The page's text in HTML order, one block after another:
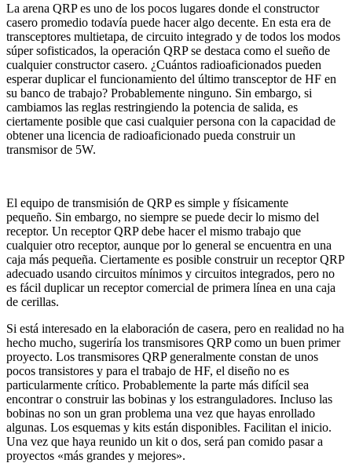
La arena QRP es uno de los pocos lugares donde el constructor
casero promedio todavía puede hacer algo decente. En esta era de
transceptores multietapa, de circuito integrado y de todos los modos
súper sofisticados, la operación QRP se destaca como el sueño de
cualquier constructor casero. ¿Cuántos radioaficionados pueden
esperar duplicar el funcionamiento del último transceptor de HF en
su banco de trabajo? Probablemente ninguno. Sin embargo, si
cambiamos las reglas restringiendo la potencia de salida, es
ciertamente posible que casi cualquier persona con la capacidad de
obtener una licencia de radioaficionado pueda construir un
transmisor de 5W.
El equipo de transmisión de QRP es simple y físicamente
pequeño. Sin embargo, no siempre se puede decir lo mismo del
receptor. Un receptor QRP debe hacer el mismo trabajo que
cualquier otro receptor, aunque por lo general se encuentra en una
caja más pequeña. Ciertamente es posible construir un receptor QRP
adecuado usando circuitos mínimos y circuitos integrados, pero no
es fácil duplicar un receptor comercial de primera línea en una caja
de cerillas.
Si está interesado en la elaboración de casera, pero en realidad no ha
hecho mucho, sugeriría los transmisores QRP como un buen primer
proyecto. Los transmisores QRP generalmente constan de unos
pocos transistores y para el trabajo de HF, el diseño no es
particularmente crítico. Probablemente la parte más difícil sea
encontrar o construir las bobinas y los estranguladores. Incluso las
bobinas no son un gran problema una vez que hayas enrollado
algunas. Los esquemas y kits están disponibles. Facilitan el inicio.
Una vez que haya reunido un kit o dos, será pan comido pasar a
proyectos «más grandes y mejores».